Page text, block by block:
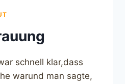
schnell klar,dass
warund man sagte,